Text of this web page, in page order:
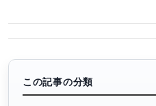
この記事の分類